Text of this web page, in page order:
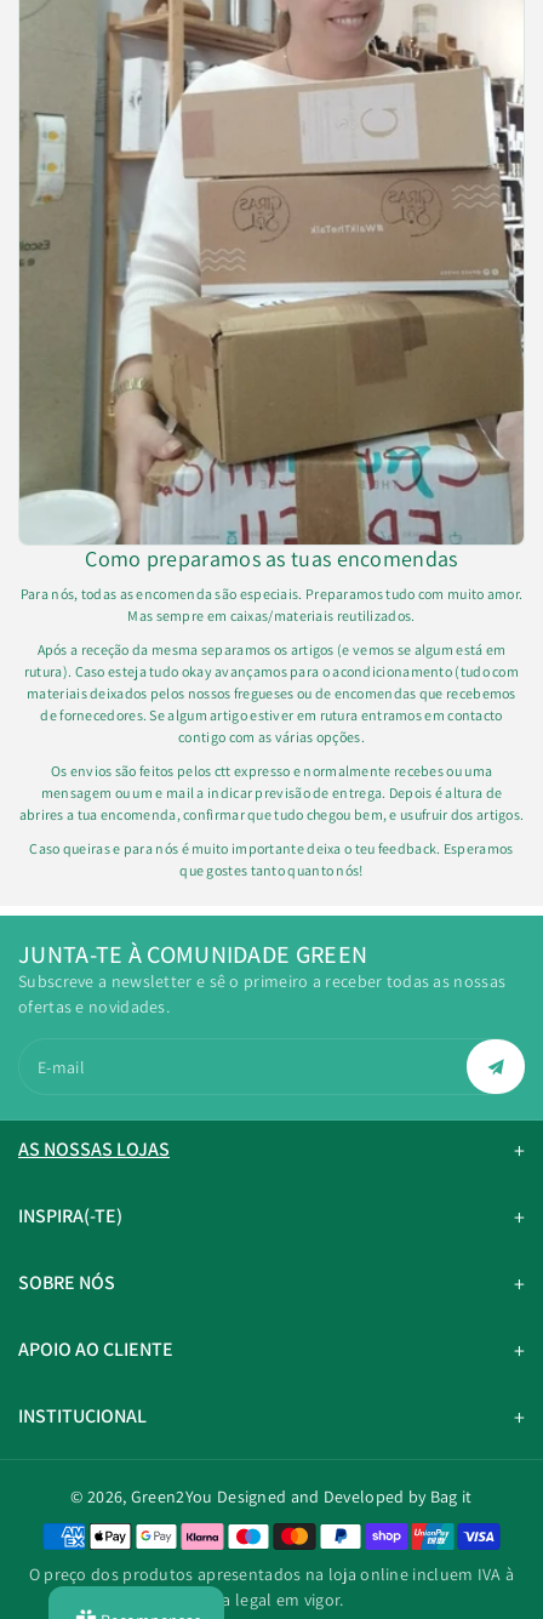
Como preparamos as tuas encomendas
Para nós, todas as encomenda são especiais. Preparamos tudo com muito amor.
Mas sempre em caixas/materiais reutilizados.
Após a receção da mesma separamos os artigos (e vemos se algum está em
rutura). Caso esteja tudo okay avançamos para o acondicionamento (tudo com
materiais deixados pelos nossos fregueses ou de encomendas que recebemos
de fornecedores. Se algum artigo estiver em rutura entramos em contacto
contigo com as várias opções.
Os envios são feitos pelos ctt expresso e normalmente recebes ou uma
mensagem ou um e mail a indicar previsão de entrega. Depois é altura de
abrires a tua encomenda, confirmar que tudo chegou bem, e usufruir dos artigos.
Caso queiras e para nós é muito importante deixa o teu feedback. Esperamos
que gostes tanto quanto nós!
JUNTA-TE À COMUNIDADE GREEN
Subscreve a newsletter e sê o primeiro a receber todas as nossas
ofertas e novidades.
E-mail
AS NOSSAS LOJAS
INSPIRA(-TE)
SOBRE NÓS
APOIO AO CLIENTE
INSTITUCIONAL
© 2026, Green2You Designed and Developed by Bag it
M
t
o
O preço dos produtos apresentados na loja online incluem IVA à
taxa legal em vigor.